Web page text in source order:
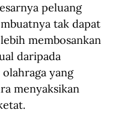
peluang
tak dapat
membosankan
daripada
yang
menyaksikan